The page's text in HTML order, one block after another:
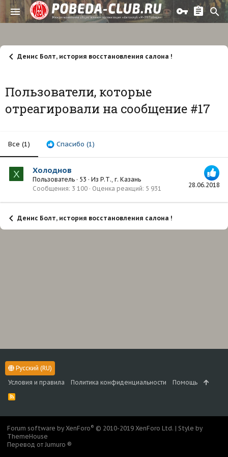
Денис Болт, история восстановления салона !
Пользователи, которые
отреагировали на сообщение #17
Все (1) Спасибо (1)
Х
28.06.2018
Холоднов
Пользователь · 53 · Из Р.Т., г. Казань
Сообщения 3 100 Оценка реакций 5 931
Денис Болт, история восстановления салона !
Русский (RU)
Условия и правила
Политика конфиденциальности Помощь
R
S
Forum software by XenForo® © 2010-2019 XenForo Ltd. | Style by
ThemeHouse
Перевод от Jumuro ®